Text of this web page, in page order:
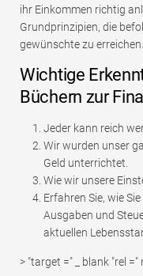
ihr Einkommen richtig
Grundprinzipien, die
gewünschte zu erreichen.
Wichtige
Büchern zur
Jeder kann reich
Wir wurden unser
Geld unterrichtet.
Wie wir unsere
Erfahren Sie, wie
Ausgaben und
aktuellen
> "target =" _ blank "rel ="